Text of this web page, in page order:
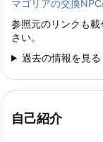
マゴリアの交換
参照元のリンクも
さい。
過去の情報を見る
自己紹介